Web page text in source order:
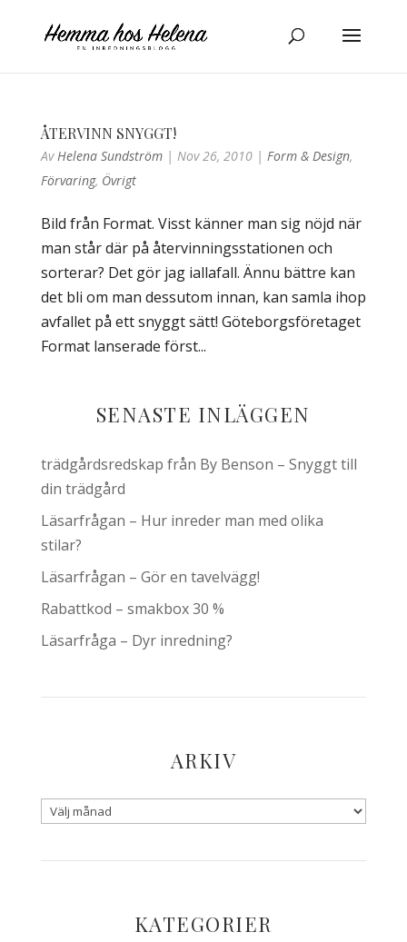
ÅTERVINN SNYGGT!
AvHelena Sundström| Nov 26, 2010| Form & Design,
Förvaring, Övrigt
Bild från Format. Visst känner man sig nöjd när
man står där på återvinningsstationen och
sorterar? Det gör jag iallafall. Ännu bättre kan
det bli om man dessutom innan, kan samla ihop
avfallet på ett snyggt sätt! Göteborgsföretaget
Format lanserade först...
SENASTE INLÄGGEN
trädgårdsredskap från By Benson – Snyggt till
din trädgård
Läsarfrågan – Hur inreder man med olika
stilar?
Läsarfrågan – Gör en tavelvägg!
Rabattkod – smakbox 30 %
Läsarfråga – Dyr inredning?
ARKIV
KATEGORIER